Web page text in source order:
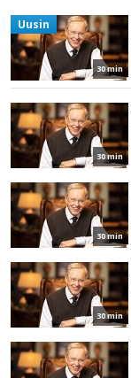
30 min
Uusin
30 min
30 min
30 min